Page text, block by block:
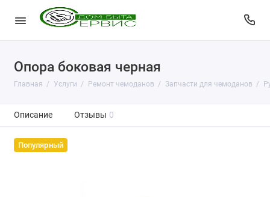
Опора боковая черная
Главная Услуги Ремонт чемоданов Запчасти для чемоданов
Описание Отзывы 0
Популярный